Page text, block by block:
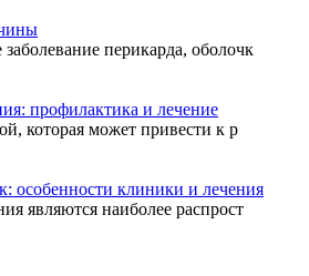
перикарда, оболочк
профилактика и лечение
которая может привести к р
особенности клиники и лечения
являются наиболее распрост